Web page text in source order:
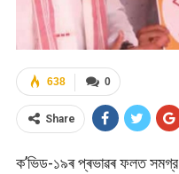
0
638
Share
ক’ভিড-১৯ৰ প্ৰভাৱৰ ফলত